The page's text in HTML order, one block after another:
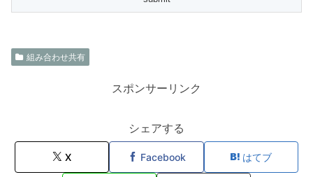
組み合わせ共有
スポンサーリンク
シェアする
X Facebook はてブ